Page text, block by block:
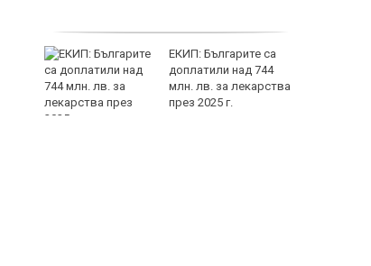
ЕКИП: Българите са
доплатили над 744
млн. лв. за лекарства
през 2025 г.